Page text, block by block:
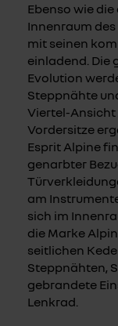
Ebenso wie
Innenraum
mit seinen
einladend. Die
Evolution
Steppnähte
Viertel-Ansicht
Vordersitze
Esprit Alpine
genarbter
am
sich im
die Marke
seitlichen
Steppnähten,
gebrandete
Lenkrad.